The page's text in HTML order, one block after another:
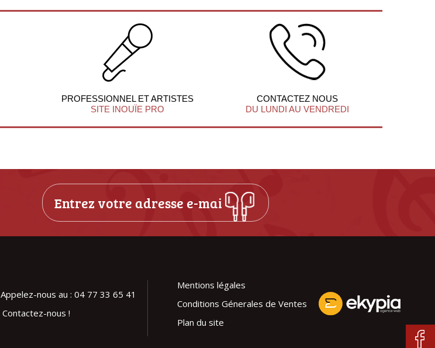
PROFESSIONNEL ET ARTISTES
SITE INOUÏE PRO
CONTACTEZ NOUS
DU LUNDI AU VENDREDI
Appelez-nous au : 04 77 33 65 41
Contactez-nous !
Mentions légales
Conditions Génerales de Ventes
Plan du site